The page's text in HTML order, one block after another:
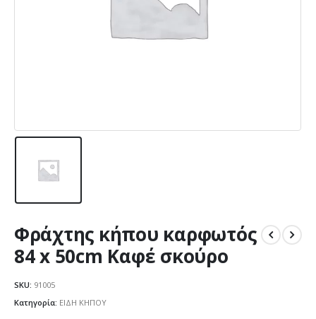
Φράχτης κήπου καρφωτός
84 x 50cm Καφέ σκούρο
SKU: 91005
Κατηγορία: ΕΙΔΗ ΚΗΠΟΥ